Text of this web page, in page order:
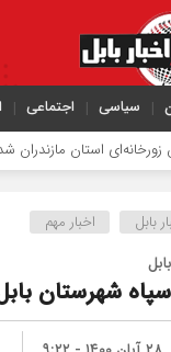
سیاسی اجتماعی
مازندران شد
بابل اخبار مهم
شهرستان